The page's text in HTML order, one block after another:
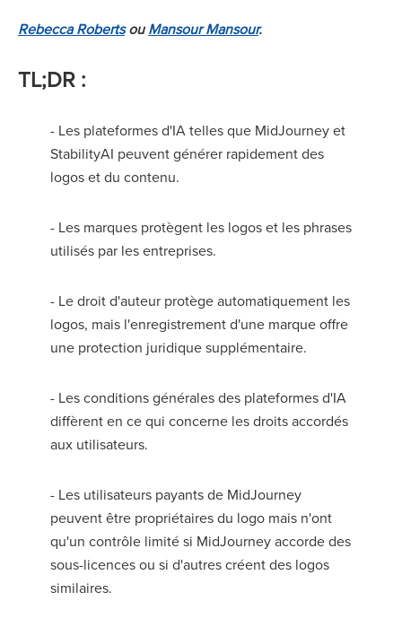
Rebecca RobertsouMansour Mansour.
TL;DR :
- Les plateformes d'IA telles que MidJourney et
StabilityAI peuvent générer rapidement des
logos et du contenu.
- Les marques protègent les logos et les phrases
utilisés par les entreprises.
- Le droit d'auteur protège automatiquement les
logos, mais l'enregistrement d'une marque offre
une protection juridique supplémentaire.
- Les conditions générales des plateformes d'IA
diffèrent en ce qui concerne les droits accordés
aux utilisateurs.
- Les utilisateurs payants de MidJourney
peuvent être propriétaires du logo mais n'ont
qu'un contrôle limité si MidJourney accorde des
sous-licences ou si d'autres créent des logos
similaires.